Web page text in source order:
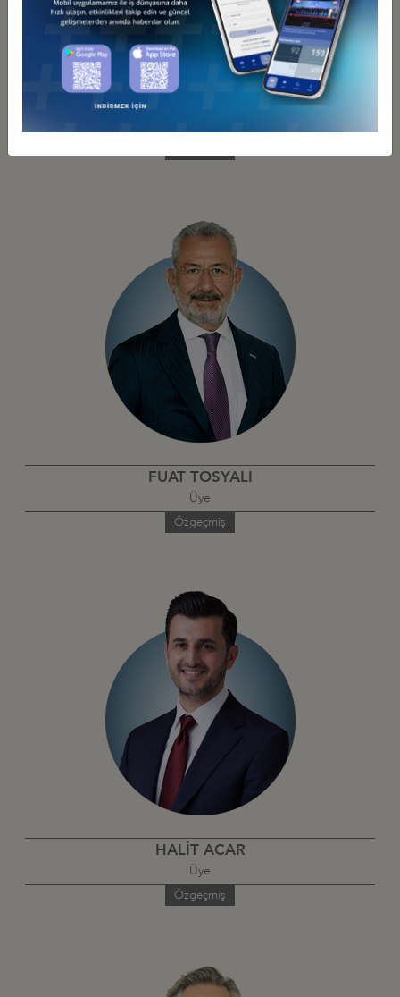
EBRU ÖZDEMİR
FUAT TOSYALI
Üye
Özgeçmiş
HALİT ACAR
Üye
Özgeçmiş